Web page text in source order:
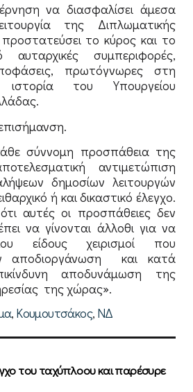
να διασφαλίσει άμεσα
της Διπλωματικής
το κύρος και το
συμπεριφορές,
πρωτόγνωρες στη
ιστορία του Υπουργείου
σύννομη προσπάθεια της
αντιμετώπιση
δημοσίων λειτουργών
ή και δικαστικό έλεγχο.
αυτές οι προσπάθειες δεν
να γίνονται άλλοθι για να
είδους χειρισμοί που
αποδιοργάνωση και κατά
αποδυνάμωση της
της χώρας».
, Κουμουτσάκος, ΝΔ
του ταχύπλοου και παρέσυρε